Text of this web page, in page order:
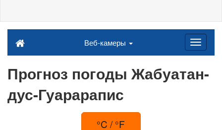
Веб-камеры
Прогноз погоды Жабуатан-
дус-Гуарарапис
°C / °F